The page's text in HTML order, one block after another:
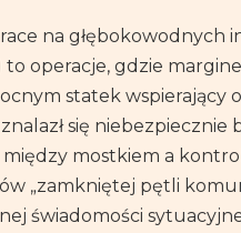
na głębokowodnych
operacje, gdzie
statek wspierający
się
mostkiem a
„zamkniętej pętli
świadomości